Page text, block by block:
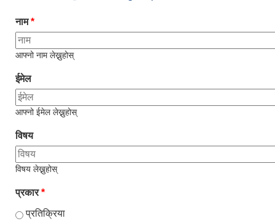
नाम*
आफ्नो नाम लेख्नुहोस्
ईमेल
आफ्नो ईमेल लेख्नुहोस्
विषय
विषय लेख्नुहोस्
प्रकार*
प्रतिक्रिया